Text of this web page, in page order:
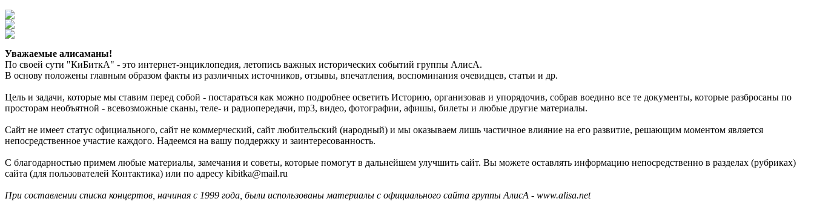
Уважаемые алисаманы!
По своей сути "КиБиткА" - это интернет-энциклопедия, летопись важных исторических событий группы АлисА.
В основу положены главным образом факты из различных источников, отзывы, впечатления, воспоминания очевидцев, статьи и др.
Цель и задачи, которые мы ставим перед собой - постараться как можно подробнее осветить Историю, организовав и упорядочив, собрав воедино все те документы, которые разбросаны по
просторам необъятной - всевозможные сканы, теле- и радиопередачи, mp3, видео, фотографии, афишы, билеты и любые другие материалы.
Сайт не имеет статус официального, сайт не коммерческий, сайт любительский (народный) и мы оказываем лишь частичное влияние на его развитие, решающим моментом является
непосредственное участие каждого. Надеемся на вашу поддержку и заинтересованность.
С благодарностью примем любые материалы, замечания и советы, которые помогут в дальнейшем улучшить сайт. Вы можете оставлять информацию непосредственно в разделах (рубриках)
сайта (для пользователей Контактика) или по адресу kibitka@mail.ru
При составлении списка концертов, начиная с 1999 года, были использованы материалы с официального сайта группы АлисА - www.alisa.net